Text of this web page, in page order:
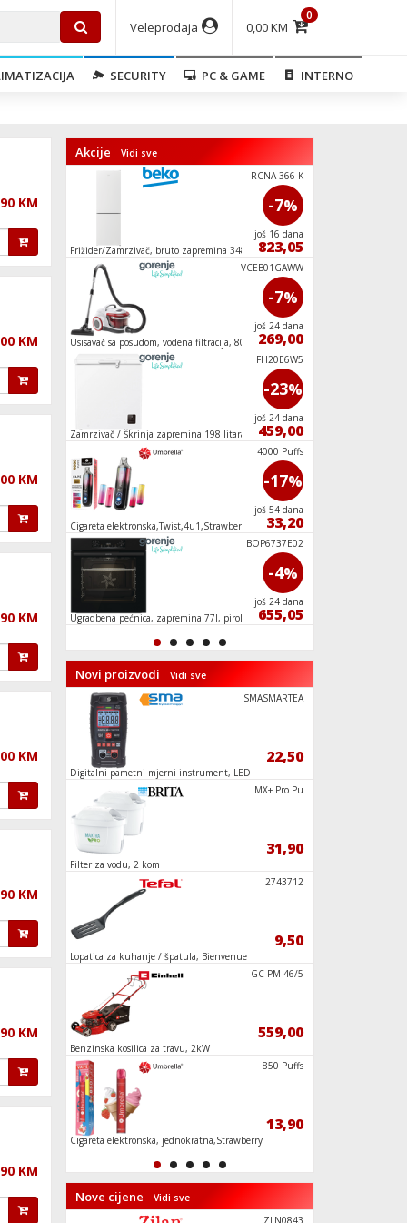
0,00 KM
0
Veleprodaja
SECURITY PC & GAME
INTERNO
KM
KM
KM
KM
KM
KM
KM
KM
Akcije Vidi sve
-7%
još 24 dana
699,85
l, 809,10
-7%
još 9 dana
-17
još 54 dana
33,20
1.189,00
Frižider/Zamrzivač, bruto zapremina 348 l,
NeoFrost, F
RCNA 366 K
-7%
još 16 dana
823,05
Usisavač sa posudom, vodena filtracija, 800 W,
VCEB01GAWW
-7%
još 24 dana
269,00
Zamrzivač / Škrinja zapremina 198 litara, E
FH20E6W5
-23%
još 24 dana
459,00
Cigareta elektronska,Twist,4u1,Strawberry
Watermelon,20mg
4000 Puffs
-17%
još 54 dana
33,20
Ugradbena pećnica, zapremina 77l, piroliza, A
BOP6737E02
-4%
još 24 dana
655,05
Novi proizvodi Vidi sve
4,90
HTT 40
35,90
16,90
ZLN7819
Digitalni pametni mjerni instrument, LED
SMASMARTEA
22,50
Filter za vodu, 2 kom
MX+ Pro Pu
31,90
Lopatica za kuhanje / špatula, Bienvenue
2743712
9,50
Benzinska kosilica za travu, 2kW
GC-PM 46/5
559,00
Cigareta elektronska, jednokratna,Strawberry
850 Puffs
13,90
Nove cijene Vidi sve
G2550472 ZLN0843